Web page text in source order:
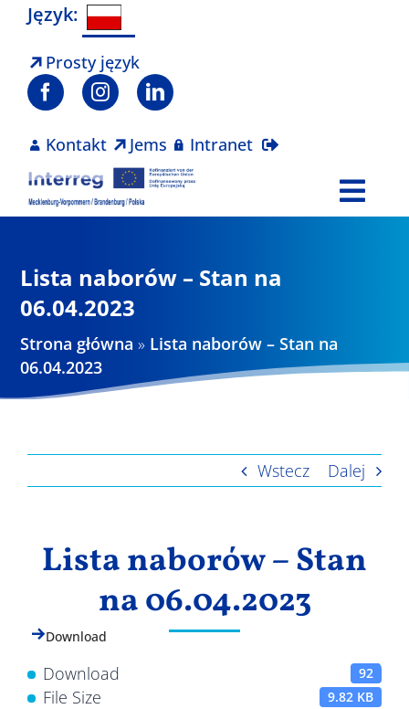
Skip
content
Język:
Prosty język
Kontakt Jems Intranet
Projekty
Aktualności
Lista naborów – Stan na
06.04.2023
Strona główna » Lista naborów – Stan na
06.04.2023
Wstecz Dalej
Lista naborów – Stan
na 06.04.2023
Download
Download 92
File Size 9.82 KB